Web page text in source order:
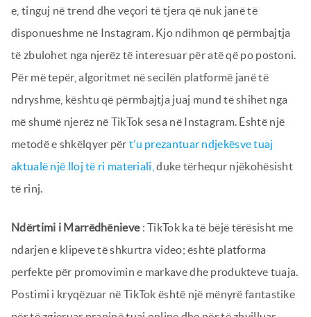
e, tinguj në trend dhe veçori të tjera që nuk janë të
disponueshme në Instagram. Kjo ndihmon që përmbajtja
të zbulohet nga njerëz të interesuar për atë që po postoni.
Për më tepër, algoritmet në secilën platformë janë të
ndryshme, kështu që përmbajtja juaj mund të shihet nga
më shumë njerëz në TikTok sesa në Instagram. Është një
metodë e shkëlqyer për t’u prezantuar ndjekësve tuaj
aktualë një lloj të ri materiali, duke tërhequr njëkohësisht
të rinj.
Ndërtimi i Marrëdhënieve: TikTok ka të bëjë tërësisht me
ndarjen e klipeve të shkurtra video; është platforma
perfekte për promovimin e markave dhe produkteve tuaja.
Postimi i kryqëzuar në TikTok është një mënyrë fantastike